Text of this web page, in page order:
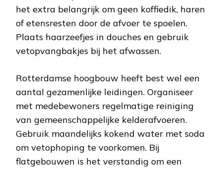
het extra belangrijk om geen koffiedik, haren
of etensresten door de afvoer te spoelen.
Plaats haarzeefjes in douches en gebruik
vetopvangbakjes bij het afwassen.
Rotterdamse hoogbouw heeft best wel een
aantal gezamenlijke leidingen. Organiseer
met medebewoners regelmatige reiniging
van gemeenschappelijke kelderafvoeren.
Gebruik maandelijks kokend water met soda
om vetophoping te voorkomen. Bij
flatgebouwen is het verstandig om een